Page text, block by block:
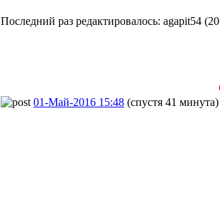
Последний раз редактировалось: agapit54
01-Май-2016 15:48 (спустя 41 минута)